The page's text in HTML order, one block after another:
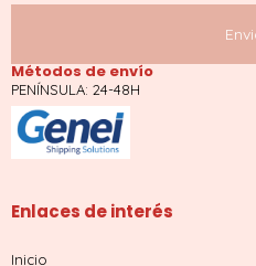
Métodos de envío
PENÍNSULA: 24-48H
Enlaces de interés
Inicio